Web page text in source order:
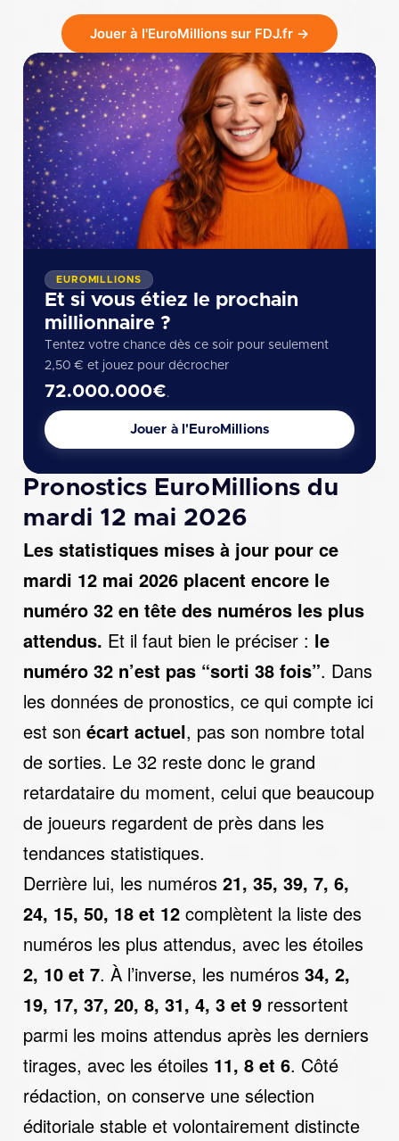
Jouer à l'EuroMillions sur FDJ.fr →
EUROMILLIONS
Et si vous étiez le prochain
millionnaire ?
Tentez votre chance dès ce soir pour seulement
2,50 € et jouez pour décrocher
72.000.000€.
Jouer à l'EuroMillions
Pronostics EuroMillions du
mardi 12 mai 2026
Les statistiques mises à jour pour ce
mardi 12 mai 2026 placent encore le
numéro 32 en tête des numéros les plus
attendus. Et il faut bien le préciser : le
numéro 32 n’est pas “sorti 38 fois”. Dans
les données de pronostics, ce qui compte ici
est sonécart actuel, pas son nombre total
de sorties. Le 32 reste donc le grand
retardataire du moment, celui que beaucoup
de joueurs regardent de près dans les
tendances statistiques.
Derrière lui, les numéros21, 35, 39, 7, 6,
24, 15, 50, 18 et 12 complètent la liste des
numéros les plus attendus, avec les étoiles
2, 10 et 7. À l’inverse, les numéros34, 2,
19, 17, 37, 20, 8, 31, 4, 3 et 9 ressortent
parmi les moins attendus après les derniers
tirages, avec les étoiles 11, 8 et 6. Côté
rédaction, on conserve une sélection
éditoriale stable et volontairement distincte